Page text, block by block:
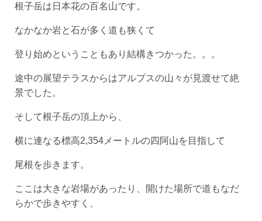
根子岳は日本花の百名山です。
なかなか岩と石が多く道も狭くて
登り始めということもあり結構きつかった。。。
途中の展望テラスからはアルプスの山々が見渡せて絶
景でした。
そして根子岳の頂上から、
横に連なる標高2,354メートルの四阿山を目指して
尾根を歩きます。
ここは大きな岩場があったり、開けた場所で道もなだ
らかで歩きやすく、